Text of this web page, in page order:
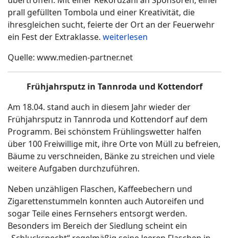
prall gefüllten Tombola und einer Kreativität, die
ihresgleichen sucht, feierte der Ort an der Feuerwehr
ein Fest der Extraklasse. weiterlesen
Quelle: www.medien-partner.net
Frühjahrsputz in Tannroda und Kottendorf
Am 18.04. stand auch in diesem Jahr wieder der
Frühjahrsputz in Tannroda und Kottendorf auf dem
Programm. Bei schönstem Frühlingswetter halfen
über 100 Freiwillige mit, ihre Orte von Müll zu befreien,
Bäume zu verschneiden, Bänke zu streichen und viele
weitere Aufgaben durchzuführen.
Neben unzähligen Flaschen, Kaffeebechern und
Zigarettenstummeln konnten auch Autoreifen und
sogar Teile eines Fernsehers entsorgt werden.
Besonders im Bereich der Siedlung scheint ein